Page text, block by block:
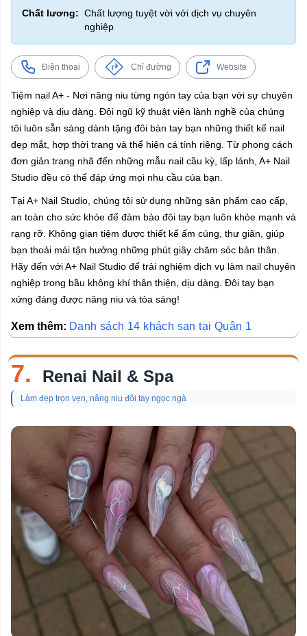
Chất lương: Chất lượng tuyệt vời với dịch vụ chuyên
nghiệp
Điện thoại Chỉ đường Website
Tiệm nail A+ - Nơi nâng niu từng ngón tay của bạn với sự chuyên
nghiệp và dịu dàng. Đội ngũ kỹ thuật viên lành nghề của chúng
tôi luôn sẵn sàng dành tặng đôi bàn tay bạn những thiết kế nail
đẹp mắt, hợp thời trang và thể hiện cá tính riêng. Từ phong cách
đơn giản trang nhã đến những mẫu nail cầu kỳ, lấp lánh, A+ Nail
Studio đều có thể đáp ứng mọi nhu cầu của bạn.
Tại A+ Nail Studio, chúng tôi sử dụng những sản phẩm cao cấp,
an toàn cho sức khỏe để đảm bảo đôi tay bạn luôn khỏe mạnh và
rạng rỡ. Không gian tiệm được thiết kế ấm cúng, thư giãn, giúp
bạn thoải mái tận hưởng những phút giây chăm sóc bản thân.
Hãy đến với A+ Nail Studio để trải nghiệm dịch vụ làm nail chuyên
nghiệp trong bầu không khí thân thiện, dịu dàng. Đôi tay bạn
xứng đáng được nâng niu và tỏa sáng!
Xem thêm: Danh sách 14 khách sạn tại Quận 1
7. Renai Nail & Spa
Làm đẹp trọn vẹn, nâng niu đôi tay ngọc ngà